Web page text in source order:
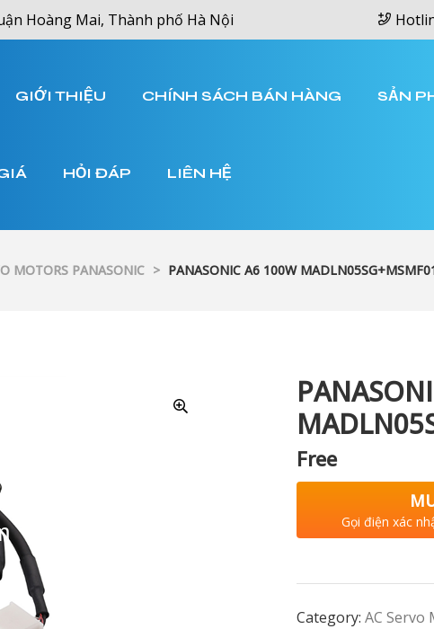
Hoàng Mai, Thành phố Hà Nội
GIỚI THIỆU CHÍNH SÁCH BÁN HÀNG SẢN
HỎI ĐÁP LIÊN HỆ
MOTORS PANASONIC > PANASONIC A6 100W
Free
Gọi điện xác
Category: AC Servo